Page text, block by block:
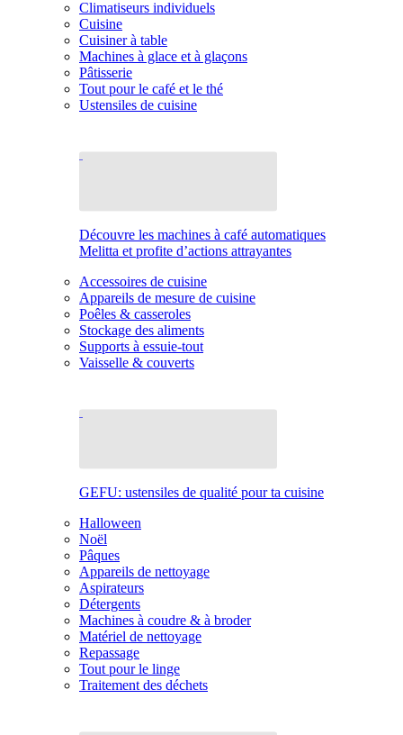
Climatiseurs individuels
Cuisine
Cuisiner à table
Machines à glace et à glaçons
Pâtisserie
Tout pour le café et le thé
Ustensiles de cuisine
Découvre les machines à café automatiques
Melitta et profite d’actions attrayantes
Accessoires de cuisine
Appareils de mesure de cuisine
Poêles & casseroles
Stockage des aliments
Supports à essuie-tout
Vaisselle & couverts
GEFU: ustensiles de qualité pour ta cuisine
Halloween
Noël
Pâques
Appareils de nettoyage
Aspirateurs
Détergents
Machines à coudre & à broder
Matériel de nettoyage
Repassage
Tout pour le linge
Traitement des déchets